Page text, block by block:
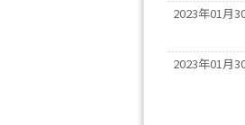
2023年01月
2023年01月